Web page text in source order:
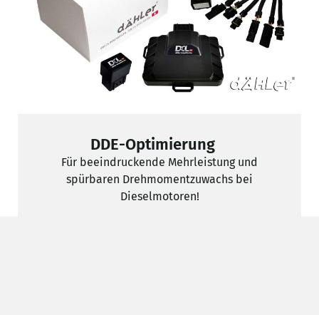
DDE-Optimierung
Für beeindruckende Mehrleistung und
spürbaren Drehmomentzuwachs bei
Dieselmotoren!